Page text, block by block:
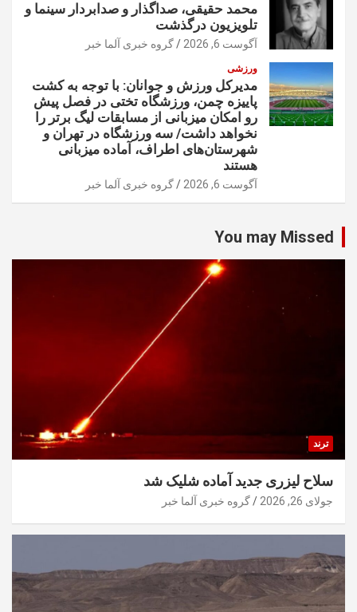
محمد حقیقی، صداگذار و صدابردار سینما و
تلویزیون درگذشت
آگوست 6, 2026 گروه خبری آلما خبر
ورزشی
مدیرکل ورزش و جوانان: با توجه به کشت
پاییزه چمن، ورزشگاه تختی در فصل پیش
رو امکان میزبانی از مسابقات لیگ برتر را
نخواهد داشت/ سه ورزشگاه در تهران و
شهرستان‌های اطراف، آماده میزبانی
هستند
آگوست 6, 2026 گروه خبری آلما خبر
You may Missed
ترند
سلاح لیزری جدید آماده شلیک شد
جولای 26, 2026 گروه خبری آلما خبر